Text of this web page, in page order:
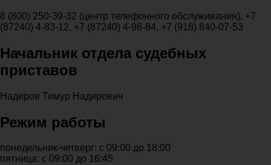
8 (800) 250-39-32 (центр телефонного обслуживания), +7
(87240) 4-83-12, +7 (87240) 4-98-84, +7 (918) 840-07-53
Начальник отдела судебных
приставов
Надиров Тимур Надирович
Режим работы
понедельник-четверг: с 09:00 до 18:00
пятница: с 09:00 до 16:45